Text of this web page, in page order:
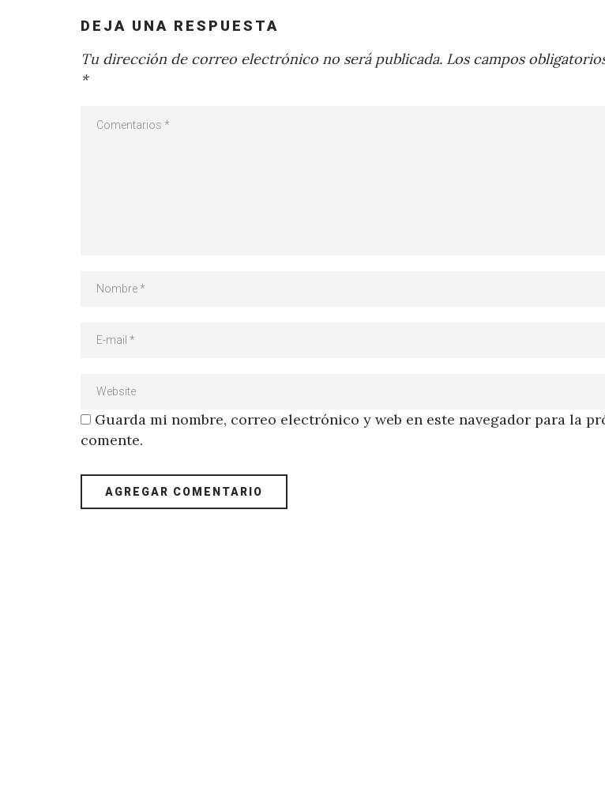
DEJA UNA RESPUESTA
Tu dirección de correo electrónico no será publicada. Los campos
*
Guarda mi nombre, correo electrónico y web en este navegador para la
comente.